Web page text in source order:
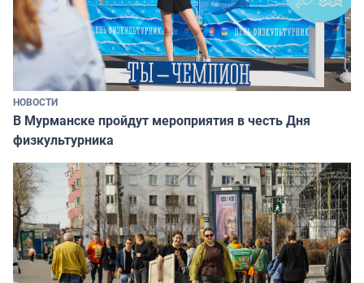
НОВОСТИ
В Мурманске пройдут мероприятия в честь Дня
физкультурника